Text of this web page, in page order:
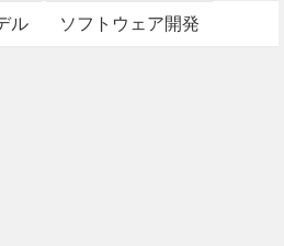
ル ソフトウェア開発